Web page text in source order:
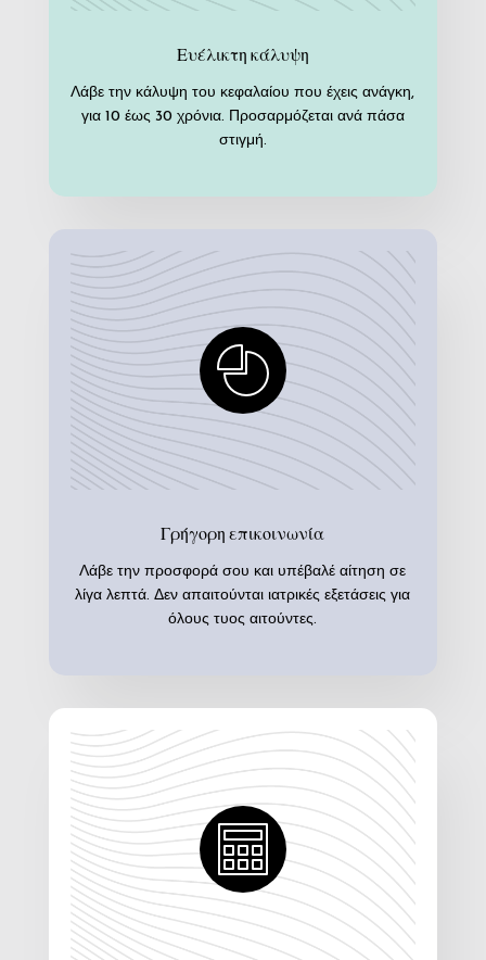
Ευέλικτη κάλυψη
Λάβε την κάλυψη του κεφαλαίου που έχεις ανάγκη,
για 10 έως 30 χρόνια. Προσαρμόζεται ανά πάσα
στιγμή.
Γρήγορη επικοινωνία
Λάβε την προσφορά σου και υπέβαλέ αίτηση σε
λίγα λεπτά. Δεν απαιτούνται ιατρικές εξετάσεις για
όλους τυος αιτούντες.